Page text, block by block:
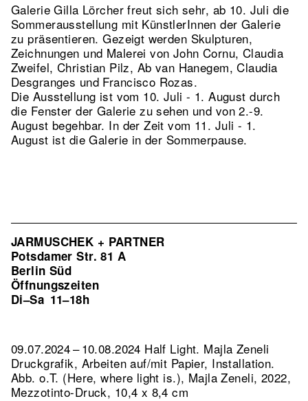
Galerie Gilla Lörcher freut sich sehr, ab 10. Juli die
Sommerausstellung mit KünstlerInnen der Galerie
zu präsentieren. Gezeigt werden Skulpturen,
Zeichnungen und Malerei von John Cornu, Claudia
Zweifel, Christian Pilz, Ab van Hanegem, Claudia
Desgranges und Francisco Rozas.
Die Ausstellung ist vom 10. Juli - 1. August durch
die Fenster der Galerie zu sehen und von 2.-9.
August begehbar. In der Zeit vom 11. Juli - 1.
August ist die Galerie in der Sommerpause.
JARMUSCHEK + PARTNER
Potsdamer Str. 81 A
Berlin Süd
Öffnungszeiten
Di–Sa 11–18h
09.07.2024 – 10.08.2024 Half Light. Majla Zeneli
Druckgrafik, Arbeiten auf/mit Papier, Installation.
Abb. o.T. (Here, where light is.), Majla Zeneli, 2022,
Mezzotinto-Druck, 10,4 x 8,4 cm